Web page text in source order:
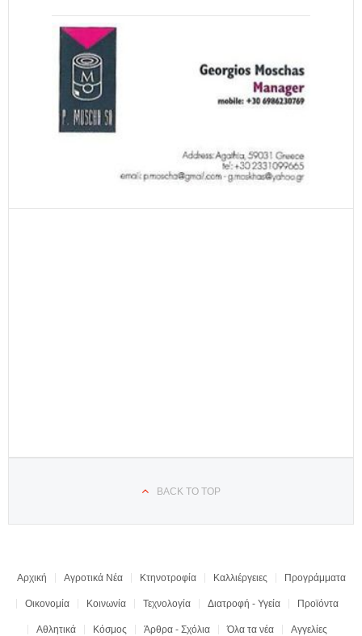
BACK TO TOP
Αρχική Αγροτικά Νέα Κτηνοτροφία Καλλιέργειες Προγράμματα
Οικονομία Κοινωνία Τεχνολογία Διατροφή - Υγεία Προϊόντα
Αθλητικά Κόσμος Άρθρα - Σχόλια Όλα τα νέα Αγγελίες